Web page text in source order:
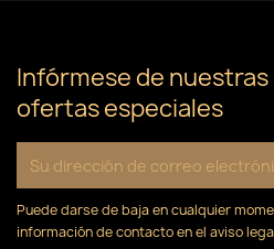
add_circle_outline Crear nueva lista
lista de deseos.
Cancelar
Infórmese de
ofertas especiales
Puede darse de baja en cualquier
información de contacto en el aviso